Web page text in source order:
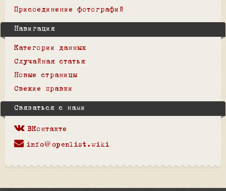
Присоединение фотографий
Навигация
Категории данных
Случайная статья
Новые страницы
Свежие правки
Связаться с нами
ВКонтакте
info@openlist.wiki